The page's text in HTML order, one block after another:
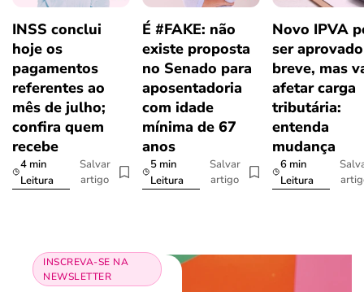
INSS conclui
hoje os
pagamentos
referentes ao
mês de julho;
confira quem
recebe
4 min
Leitura
Salvar
artigo
É #FAKE: não
existe proposta
no Senado para
aposentadoria
com idade
mínima de 67
anos
5 min
Leitura
Salvar
artigo
Novo IPVA
ser
breve, mas
afetar carga
tributária:
entenda
mudança
6 min
Leitura
INSCREVA-SE NA
NEWSLETTER